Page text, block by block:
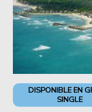
DISPONIBLE EN
SINGLE